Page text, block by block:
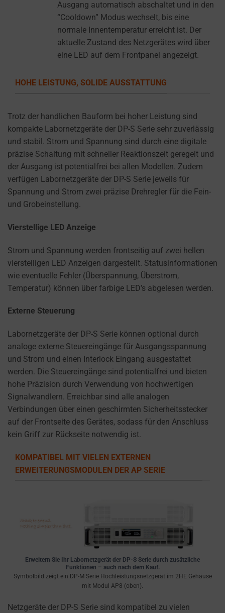
Ausgang automatisch abschaltet und in den
“Cooldown” Modus wechselt, bis eine
normale Innentemperatur erreicht ist. Der
aktuelle Zustand des Netzgerätes wird über
eine LED auf dem Frontpanel angezeigt.
HOHE LEISTUNG, SOLIDE AUSSTATTUNG
Trotz der handlichen Bauform bei hoher Leistung sind
kompakte Labornetzgeräte der DP-S Serie sehr zuverlässig
und stabil. Strom und Spannung sind durch eine digitale
präzise Schaltung mit schneller Reaktionszeit geregelt und
der Ausgang ist potentialfrei bei allen Modellen. Zudem
verfügen Labornetzgeräte der DP-S Serie jeweils für
Spannung und Strom zwei präzise Drehregler für die Fein-
und Grobeinstellung.
Vierstellige LED Anzeige
Strom und Spannung werden frontseitig auf zwei hellen
vierstelligen LED Anzeigen dargestellt. Statusinformationen
wie eventuelle Fehler (Überspannung, Überstrom,
Temperatur) können über farbige LED’s abgelesen werden.
Externe Steuerung
Labornetzgeräte der DP-S Serie können optional durch
analoge externe Steuereingänge für Ausgangsspannung
und Strom und einen Interlock Eingang ausgestattet
werden. Die Steuereingänge sind potentialfrei und bieten
hohe Präzision durch Verwendung von hochwertigen
Signalwandlern. Erreichbar sind alle analogen
Verbindungen über einen geschirmten Sicherheitsstecker
auf der Frontseite des Gerätes, sodass für den Anschluss
kein Griff zur Rückseite notwendig ist.
KOMPATIBEL MIT VIELEN EXTERNEN
ERWEITERUNGSMODULEN DER AP SERIE
Erweitern Sie Ihr Labornetzgerät der DP-S Serie durch zusätzliche
Funktionen – auch nach dem Kauf.
Symbolbild zeigt ein DP-M Serie Hochleistungsnetzgerät im 2HE Gehäuse
mit Modul AP8 (oben).
Netzgeräte der DP-S Serie sind kompatibel zu vielen
whenever
For
more
details
on
how
website
cookies
collects
data,
you
can
website’s
privacy
policy.
This
document
outlines
the
types